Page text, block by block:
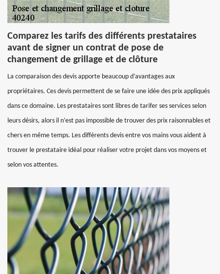
Comparez les tarifs des différents prestataires
avant de signer un contrat de pose de
changement de grillage et de clôture
La comparaison des devis apporte beaucoup d’avantages aux
propriétaires. Ces devis permettent de se faire une idée des prix appliqués
dans ce domaine. Les prestataires sont libres de tarifer ses services selon
leurs désirs, alors il n’est pas impossible de trouver des prix raisonnables et
chers en même temps. Les différents devis entre vos mains vous aident à
trouver le prestataire idéal pour réaliser votre projet dans vos moyens et
selon vos attentes.